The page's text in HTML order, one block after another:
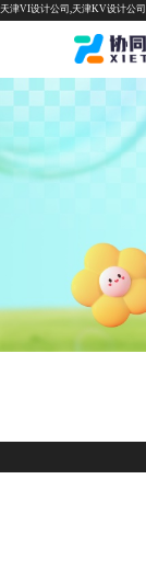
天津VI设计公司,天津KV设计公